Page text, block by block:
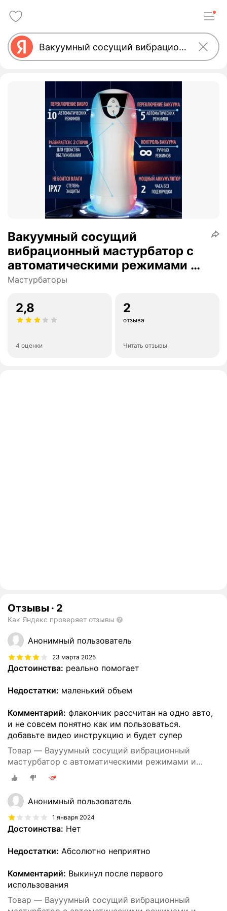
Вакуумный сосущий
вибрационный мастурбатор с
автоматическими режимами и
ручным управлением
искусственная вагина для
мужчин 18+
Мастурбаторы
2,8
4 оценки
2
отзыва
Читать отзывы
Отзывы · 2
Как Яндекс проверяет отзывы
Анонимный пользователь
23 марта 2025
Достоинства: реально помогает
Недостатки: маленький объем
Комментарий: флакончик рассчитан на одно авто,
и не совсем понятно как им пользоваться.
добавьте видео инструкцию и будет супер
Товар — Ваууумный сосущий вибрационный
мастурбатор с автоматическими режимами и
ручным управлением скоростью сосания,
искусственная вагина для мужчин 18+
Анонимный пользователь
1 января 2024
Достоинства: Нет
Недостатки: Абсолютно неприятно
Комментарий: Выкинул после первого
использования
Товар — Ваууумный сосущий вибрационный